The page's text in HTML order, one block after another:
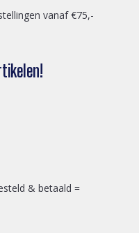
vanaf €75,-
& betaald =